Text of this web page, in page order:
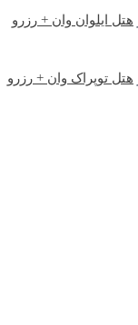
هتل ایلوان وان + رزرو
هتل توپراک وان + رزرو